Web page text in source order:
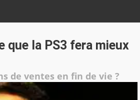
que la PS3 fera mieux
de ventes en fin de vie ?